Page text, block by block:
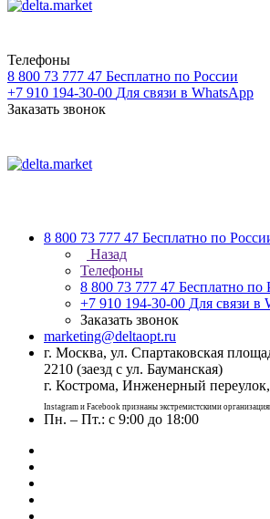
Телефоны
8 800 73 777 47 Бесплатно по России
+7 910 194-30-00 Для связи в WhatsApp
Заказать звонок
8 800 73 777 47 Бесплатно по
Назад
Телефоны
8 800 73 777 47 Бесплатно по
+7 910 194-30-00 Для связи в
Заказать звонок
marketing@deltaopt.ru
г. Москва, ул. Спартаковская
2210 (заезд с ул. Бауманская)
г. Кострома, Инженерный
Instagram и Facebook признаны экстремистскими
Пн. – Пт.: с 9:00 до 18:00